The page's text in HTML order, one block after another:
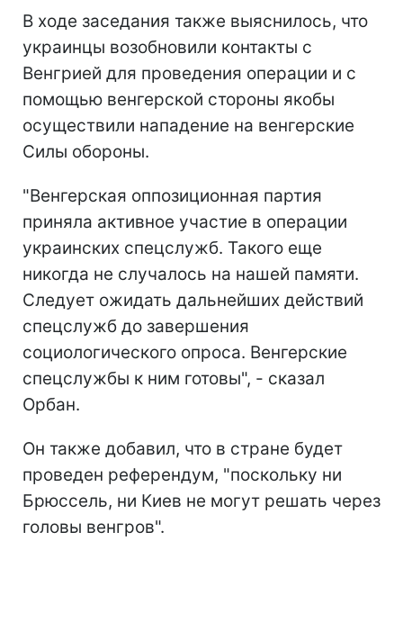
В ходе заседания также выяснилось, что
украинцы возобновили контакты с
Венгрией для проведения операции и с
помощью венгерской стороны якобы
осуществили нападение на венгерские
Силы обороны.
"Венгерская оппозиционная партия
приняла активное участие в операции
украинских спецслужб. Такого еще
никогда не случалось на нашей памяти.
Следует ожидать дальнейших действий
спецслужб до завершения
социологического опроса. Венгерские
спецслужбы к ним готовы", - сказал
Орбан.
Он также добавил, что в стране будет
проведен референдум, "поскольку ни
Брюссель, ни Киев не могут решать через
головы венгров".